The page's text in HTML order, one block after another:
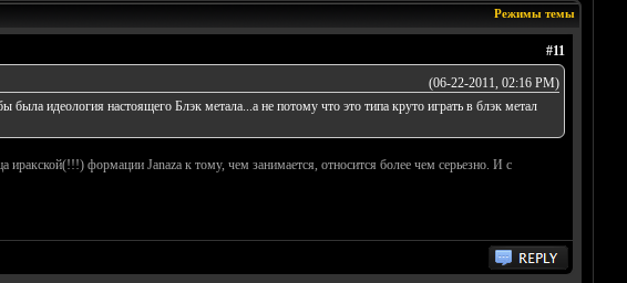
Режимы темы
#11
(06-22-2011, 02:16 PM)
идеология настоящего Блэк метала...а не потому что это типа круто играть в блэк метал
иракской(!!!) формации Janaza к тому, чем занимается, относится более чем серьезно. И с